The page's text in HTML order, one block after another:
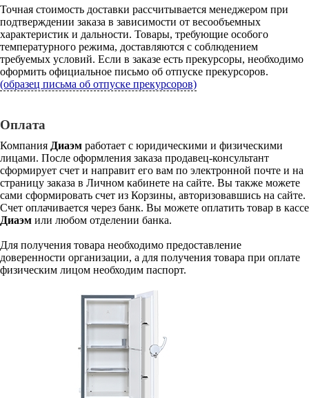
Точная стоимость доставки рассчитывается менеджером при
подтверждении заказа в зависимости от весообъемных
характеристик и дальности. Товары, требующие особого
температурного режима, доставляются с соблюдением
требуемых условий. Если в заказе есть прекурсоры, необходимо
оформить официальное письмо об отпуске прекурсоров.
(образец письма об отпуске прекурсоров)
Оплата
Компания Диаэм работает с юридическими и физическими
лицами. После оформления заказа продавец-консультант
сформирует счет и направит его вам по электронной почте и на
страницу заказа в Личном кабинете на сайте. Вы также можете
сами сформировать счет из Корзины, авторизовавшись на сайте.
Счет оплачивается через банк. Вы можете оплатить товар в кассе
Диаэм или любом отделении банка.
Для получения товара необходимо предоставление
доверенности организации, а для получения товара при оплате
физическим лицом необходим паспорт.